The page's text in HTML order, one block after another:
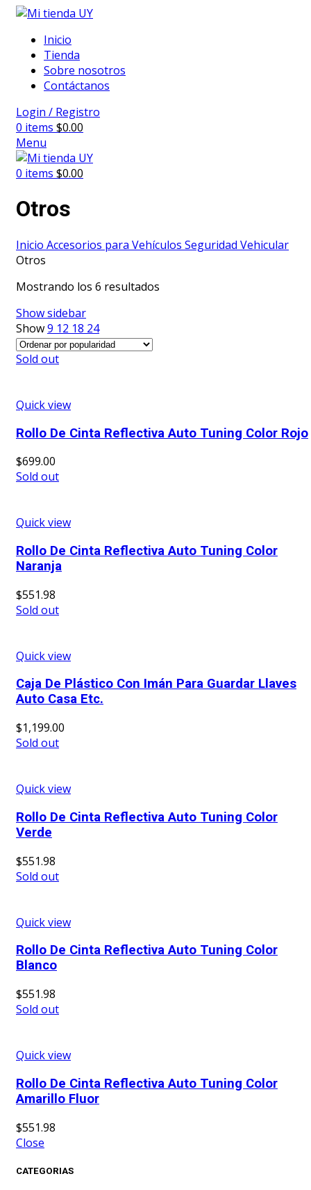
Inicio
Tienda
Sobre nosotros
Contáctanos
Login / Registro
0 items $0.00
Menu
0 items $0.00
Otros
Close
CATEGORIAS
Inicio Accesorios para Vehículos Seguridad Vehicular
Otros
Mostrando los 6 resultados
Show sidebar
Show9 12 18 24
Sold out
Quick view
Rollo De Cinta Reflectiva Auto Tuning Color Rojo
$699.00
Sold out
Quick view
Rollo De Cinta Reflectiva Auto Tuning Color
Naranja
$551.98
Sold out
Quick view
Caja De Plástico Con Imán Para Guardar Llaves
Auto Casa Etc.
$1,199.00
Sold out
Quick view
Rollo De Cinta Reflectiva Auto Tuning Color
Verde
$551.98
Sold out
Quick view
Rollo De Cinta Reflectiva Auto Tuning Color
Blanco
$551.98
Sold out
Quick view
Rollo De Cinta Reflectiva Auto Tuning Color
Amarillo Fluor
$551.98